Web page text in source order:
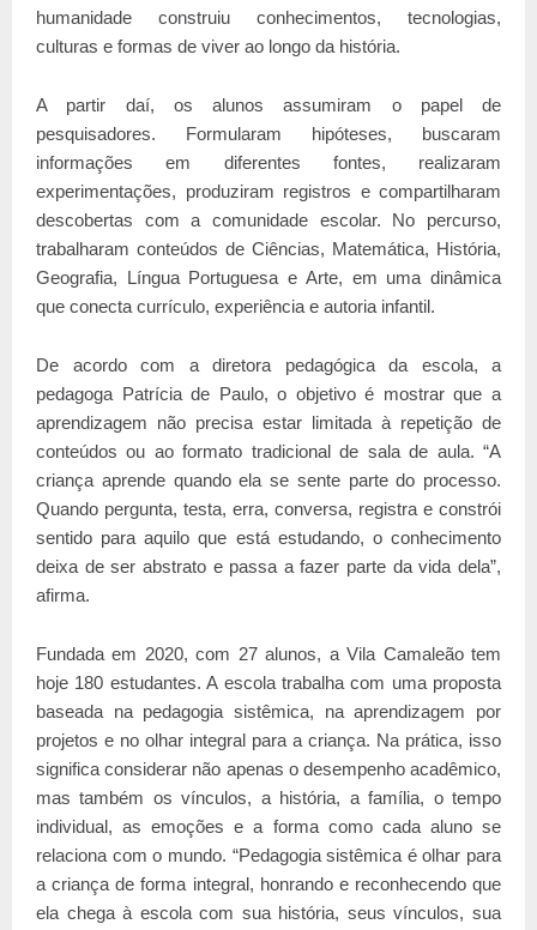
humanidade construiu conhecimentos, tecnologias,
culturas e formas de viver ao longo da história.
A partir daí, os alunos assumiram o papel de
pesquisadores. Formularam hipóteses, buscaram
informações em diferentes fontes, realizaram
experimentações, produziram registros e compartilharam
descobertas com a comunidade escolar. No percurso,
trabalharam conteúdos de Ciências, Matemática, História,
Geografia, Língua Portuguesa e Arte, em uma dinâmica
que conecta currículo, experiência e autoria infantil.
De acordo com a diretora pedagógica da escola, a
pedagoga Patrícia de Paulo, o objetivo é mostrar que a
aprendizagem não precisa estar limitada à repetição de
conteúdos ou ao formato tradicional de sala de aula. “A
criança aprende quando ela se sente parte do processo.
Quando pergunta, testa, erra, conversa, registra e constrói
sentido para aquilo que está estudando, o conhecimento
deixa de ser abstrato e passa a fazer parte da vida dela”,
afirma.
Fundada em 2020, com 27 alunos, a Vila Camaleão tem
hoje 180 estudantes. A escola trabalha com uma proposta
baseada na pedagogia sistêmica, na aprendizagem por
projetos e no olhar integral para a criança. Na prática, isso
significa considerar não apenas o desempenho acadêmico,
mas também os vínculos, a história, a família, o tempo
individual, as emoções e a forma como cada aluno se
relaciona com o mundo. “Pedagogia sistêmica é olhar para
a criança de forma integral, honrando e reconhecendo que
ela chega à escola com sua história, seus vínculos, sua